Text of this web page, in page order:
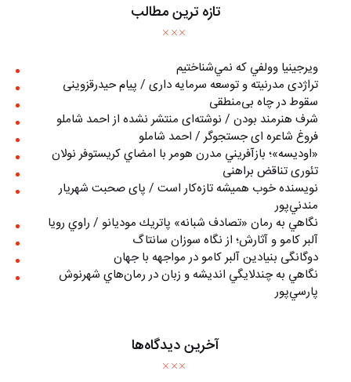
تازه ترین مطالب
ويرجينيا وولفي كه نمي‌شناختيم
تراژدی مدرنیته و توسعه سرمایه داری / پیام حیدرقزوینی
سقوط در چاه بی‌منطقی
شرف هنرمند بودن / نوشته‌ای منتشر نشده از احمد شاملو
فروغ شاعره ای جستجوگر / احمد شاملو
«اوديسه»؛ بازآفريني مدرن هومر با امضاي كريستوفر نولان
تئوری تناقض براهنی
نويسنده خوب هميشه تازه‌كار است / پای صحبت شهريار
مندني‌پور
نگاهي به رمان «تصادف شبانه» پاتريك موديانو / راوي رويا
آلبر کامو و آثارش؛ از نگاه سوزان سانتاگ
دوگانگی بنیادین آلبر کامو در مواجهه با جهان
نگاهي به چندلايگي انديشه و زبان در رمان‌هاي شهرنوش
پارسي‌پور
آخرین دیدگاه‌ها